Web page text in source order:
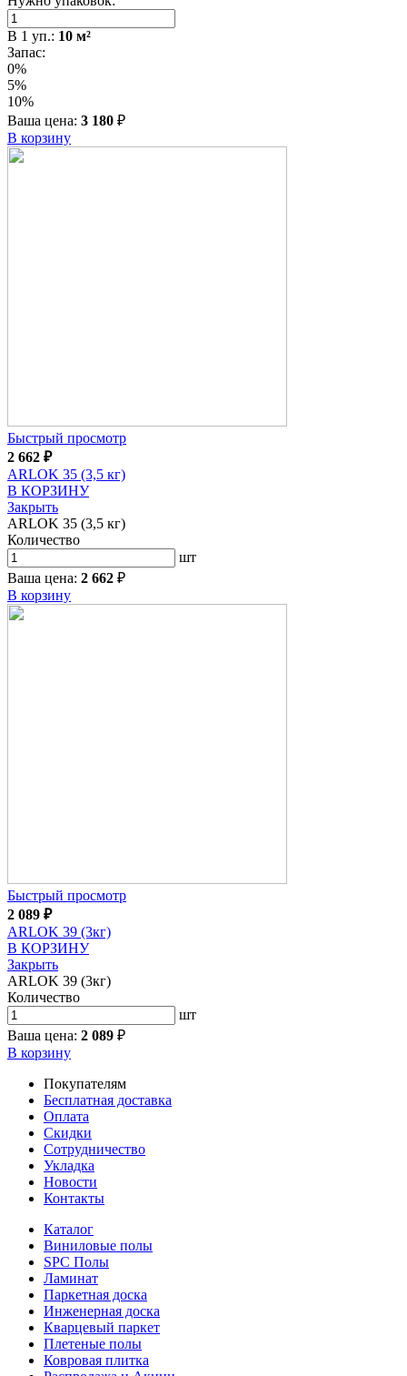
В 1 уп.: 10 м²
Запас:
0%
5%
10%
Ваша цена: 3 180 ₽
В корзину
Быстрый просмотр
2 662 ₽
ARLOK 35 (3,5 кг)
В КОРЗИНУ
Закрыть
ARLOK 35 (3,5 кг)
Количество
шт
Ваша цена: 2 662 ₽
В корзину
Быстрый просмотр
2 089 ₽
ARLOK 39 (3кг)
В КОРЗИНУ
Закрыть
ARLOK 39 (3кг)
Количество
шт
Ваша цена: 2 089 ₽
В корзину
Покупателям
Бесплатная доставка
Оплата
Скидки
Сотрудничество
Укладка
Новости
Контакты
Каталог
Виниловые полы
SPC Полы
Ламинат
Паркетная доска
Инженерная доска
Кварцевый паркет
Плетеные полы
Ковровая плитка